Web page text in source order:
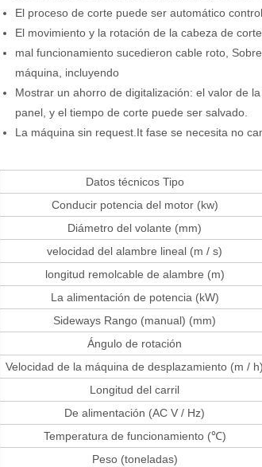
El proceso de corte puede ser automático
El movimiento y la rotación de la cabeza de
mal funcionamiento sucedieron cable roto,
máquina, incluyendo
Mostrar un ahorro de digitalización: el valor de
panel, y el tiempo de corte puede ser salvado.
La máquina sin request.It fase se necesita no
Datos técnicos Tipo
Conducir potencia del motor (kw)
Diámetro del volante (mm)
velocidad del alambre lineal (m / s)
longitud remolcable de alambre (m)
La alimentación de potencia (kW)
Sideways Rango (manual) (mm)
Ángulo de rotación
Velocidad de la máquina de desplazamiento (m / h)
Longitud del carril
De alimentación (AC V / Hz)
Temperatura de funcionamiento (℃)
Peso (toneladas)